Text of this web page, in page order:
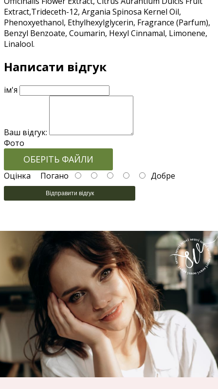
Extract,Trideceth-12, Argania Spinosa Kernel Oil,
Phenoxyethanol, Ethylhexylglycerin, Fragrance (Parfum),
Benzyl Benzoate, Coumarin, Hexyl Cinnamal, Limonene,
Linalool.
Написати відгук
ім'я
Ваш відгук:
Фото
ОБЕРІТЬ ФАЙЛИ
Оцінка Погано Добре
Відправити відгук